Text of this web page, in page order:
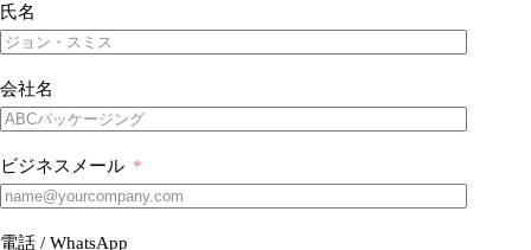
氏名
会社名
ビジネスメール
電話 / WhatsApp